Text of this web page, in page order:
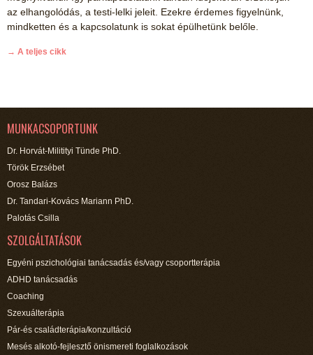
az elhangolódás, a testi-lelki jeleit. Ezekre érdemes figyelnünk,
mindketten és a kapcsolatunk is sokat épülhetünk belőle.
→ A teljes cikk
MUNKACSOPORTUNK
Dr. Horvát-Militityi Tünde PhD.
Török Erzsébet
Orosz Balázs
Dr. Tandari-Kovács Mariann PhD.
Palotás Csilla
SZOLGÁLTATÁSOK
Egyéni pszichológiai tanácsadás és/vagy csoportterápia
ADHD tanácsadás
Coaching
Szexuálterápia
Pár-és családterápia/konzultáció
Mesés alkotó-fejlesztő önismereti foglalkozások